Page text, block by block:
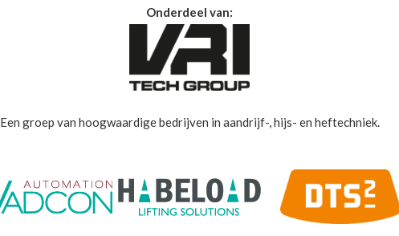
Onderdeel van:
Een groep van hoogwaardige bedrijven in aandrijf-, hijs- en heftechniek.